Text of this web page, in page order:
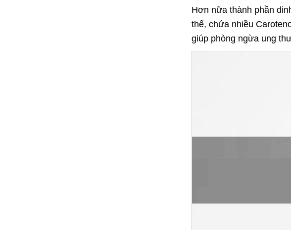
Hơn nữa thành phần
thể, chứa nhiều
giúp phòng ngừa ung